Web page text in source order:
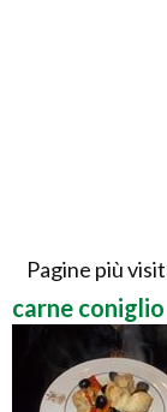
Pagine più
carne coniglio